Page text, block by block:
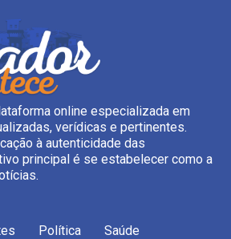
online especializada em
verídicas e pertinentes.
à autenticidade das
principal é se estabelecer como a
Política Saúde